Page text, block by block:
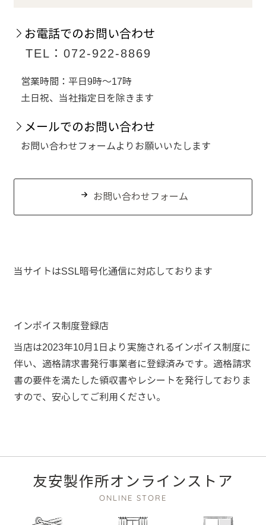
お電話でのお問い合わせ
TEL：072-922-8869
営業時間：平日9時～17時
土日祝、当社指定日を除きます
メールでのお問い合わせ
お問い合わせフォームよりお願いいたします
お問い合わせフォーム
当サイトはSSL暗号化通信に対応しております
インボイス制度登録店
当店は2023年10月1日より実施されるインボイス制度に
伴い、適格請求書発行事業者に登録済みです。適格請求
書の要件を満たした領収書やレシートを発行しておりま
すので、安心してご利用ください。
友安製作所オンラインストア
ONLINE STORE